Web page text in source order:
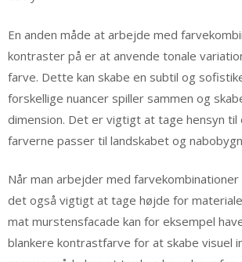
En anden måde at arbejde med
kontraster på er at anvende tonale
farve. Dette kan skabe en subtil og
forskellige nuancer spiller sammen og
dimension. Det er vigtigt at tage hensyn til
farverne passer til landskabet og
Når man arbejder med
det også vigtigt at tage højde for
mat murstensfacade kan for eksempel
blankere kontrastfarve for at skabe visuel